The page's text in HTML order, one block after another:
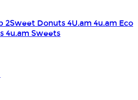
2Sweet Donuts4U.am 4u.am Eco
4u.am Sweets